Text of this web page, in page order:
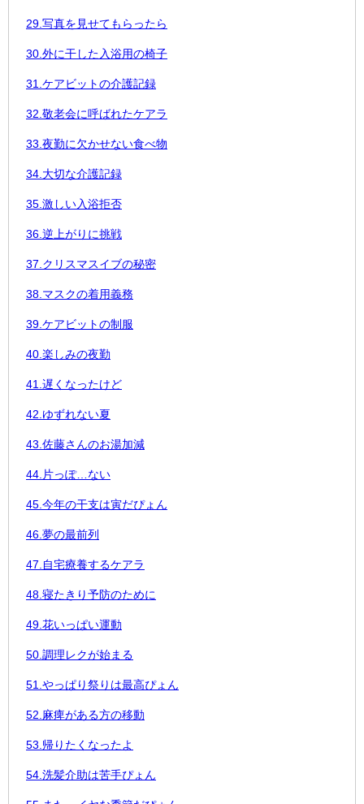
29.写真を見せてもらったら
30.外に干した入浴用の椅子
31.ケアビットの介護記録
32.敬老会に呼ばれたケアラ
33.夜勤に欠かせない食べ物
34.大切な介護記録
35.激しい入浴拒否
36.逆上がりに挑戦
37.クリスマスイブの秘密
38.マスクの着用義務
39.ケアビットの制服
40.楽しみの夜勤
41.遅くなったけど
42.ゆずれない夏
43.佐藤さんのお湯加減
44.片っぽ…ない
45.今年の干支は寅だぴょん
46.夢の最前列
47.自宅療養するケアラ
48.寝たきり予防のために
49.花いっぱい運動
50.調理レクが始まる
51.やっぱり祭りは最高ぴょん
52.麻痺がある方の移動
53.帰りたくなったよ
54.洗髪介助は苦手ぴょん